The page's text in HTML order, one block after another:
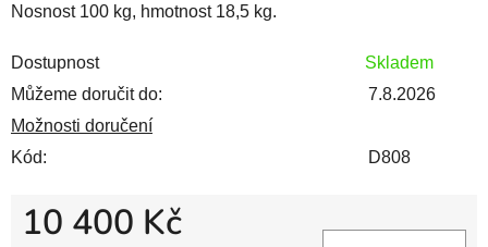
Nosnost 100 kg, hmotnost 18,5 kg.
Dostupnost
Skladem
Můžeme doručit do:
7.8.2026
Možnosti doručení
Kód:
D808
10 400 Kč